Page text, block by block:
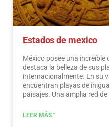
Estados de mexico
México posee una increíble
destaca la belleza de sus
internacionalmente. En su
encuentran playas de
paisajes. Una amplia red
estas playas. México
LEER MÁS "